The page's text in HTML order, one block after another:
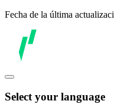
Fecha de la última
Select your language